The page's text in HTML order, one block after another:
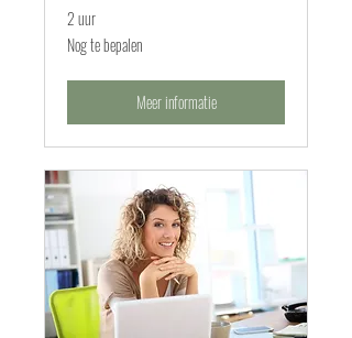
2 uur
Nog
te
Nog te bepalen
Meer informatie